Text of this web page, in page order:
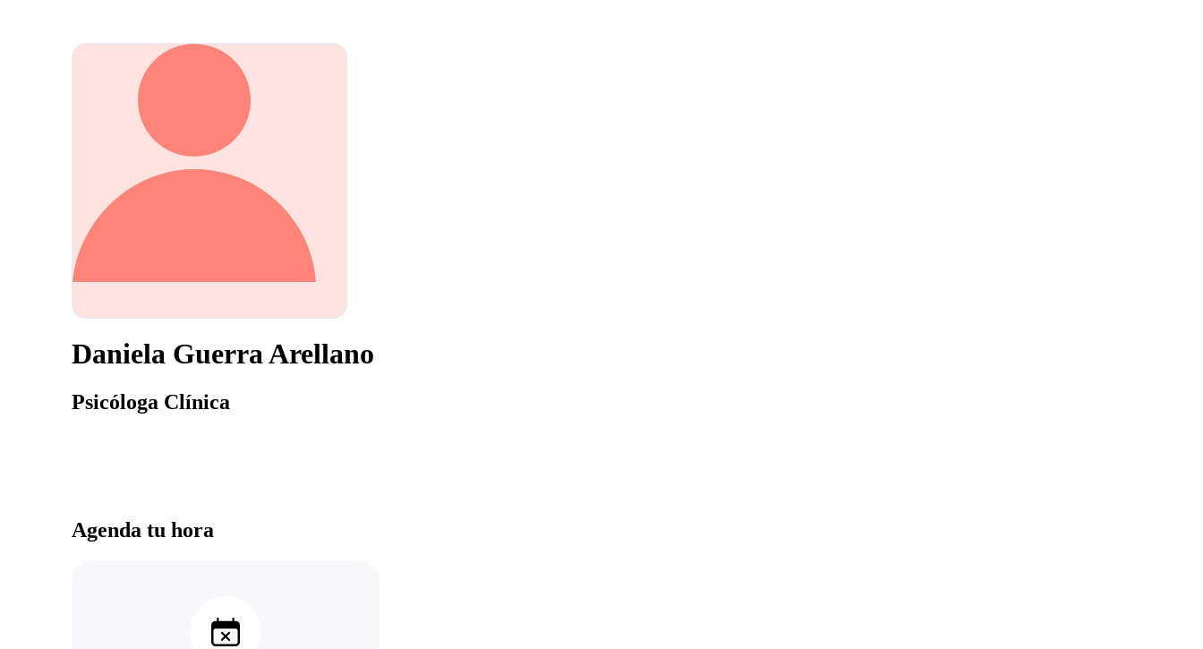
Daniela Guerra Arellano
Psicóloga Clínica
Agenda tu hora